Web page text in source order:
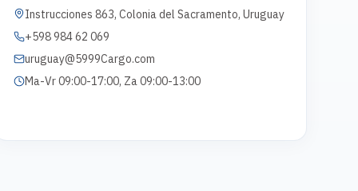
Instrucciones 863, Colonia del Sacramento, Uruguay
+598 984 62 069
uruguay@5999Cargo.com
Ma-Vr 09:00-17:00, Za 09:00-13:00